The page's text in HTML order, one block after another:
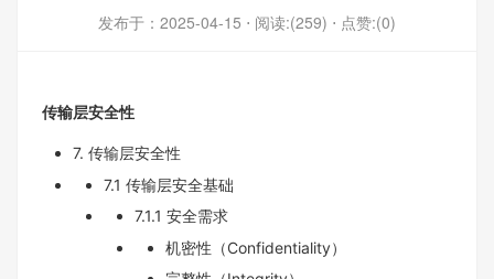
发布于： 2025-04-15 ⋅ 阅读:(259) ⋅ 点赞:(0)
传输层安全性
7. 传输层安全性
7.1 传输层安全基础
7.1.1 安全需求
机密性（Confidentiality）